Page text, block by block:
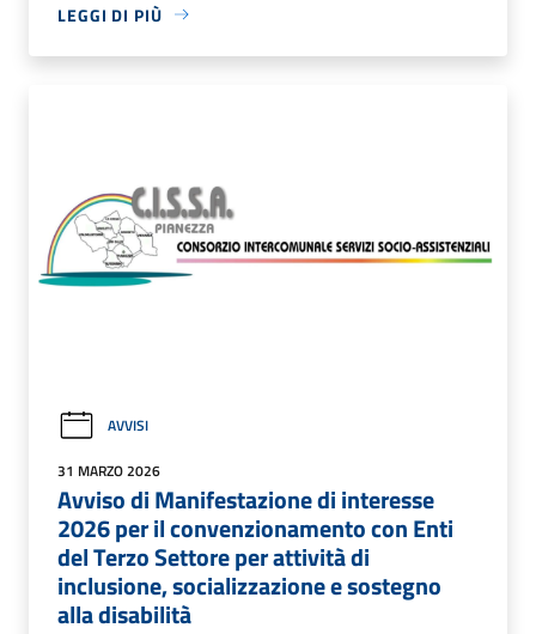
LEGGI DI PIÙ
AVVISI
31 MARZO 2026
Avviso di Manifestazione di interesse
2026 per il convenzionamento con Enti
del Terzo Settore per attività di
inclusione, socializzazione e sostegno
alla disabilità